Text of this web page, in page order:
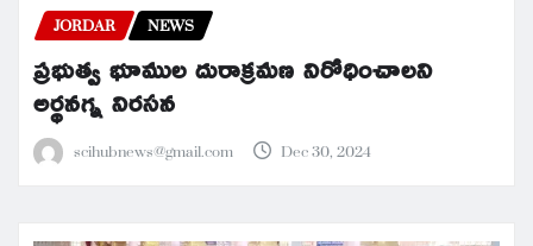
JORDAR NEWS
ప్రభుత్వ భూముల దురాక్రమణ నిరోధించాలని
అర్థనగ్న నిరసన
scihubnews@gmail.com Dec 30, 2024